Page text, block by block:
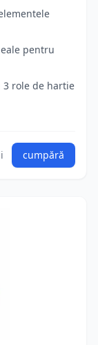
pentru
role de hartie
cumpără